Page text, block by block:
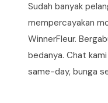
Sudah banyak
mempercayakan
WinnerFleur.
bedanya. Chat
same-day, bunga